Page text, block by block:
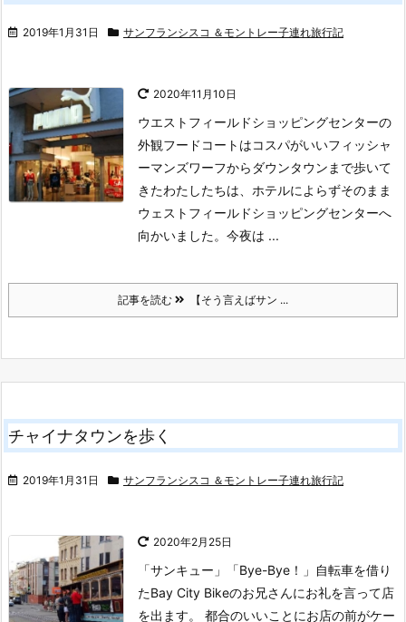
2019年1月31日 サンフランシスコ ＆モントレー子連れ旅行記
2020年11月10日
ウエストフィールドショッピングセンターの
外観フードコートはコスパがいいフィッシャ
ーマンズワーフからダウンタウンまで歩いて
きたわたしたちは、ホテルによらずそのまま
ウェストフィールドショッピングセンターへ
向かいました。 今夜は ...
記事を読む 【そう言えばサン ...
チャイナタウンを歩く
2019年1月31日 サンフランシスコ ＆モントレー子連れ旅行記
2020年2月25日
「サンキュー」 「Bye-Bye！」 自転車を借り
たBay City Bikeのお兄さんにお礼を言って店
を出ます。
都合のいいことにお店の前がケー